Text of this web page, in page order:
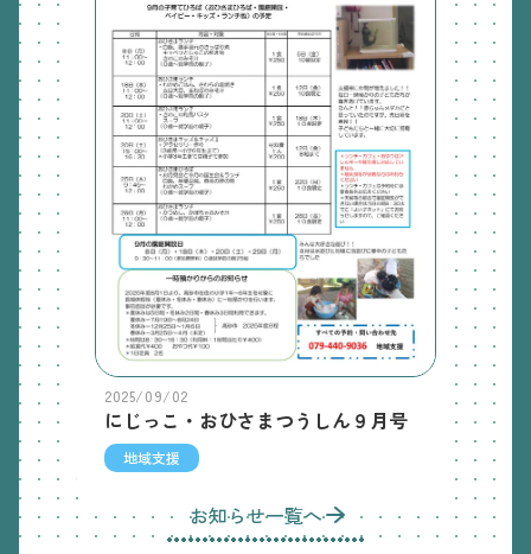
2025/09/02
にじっこ・おひさまつうしん９月号
地域支援
お知らせ一覧へ